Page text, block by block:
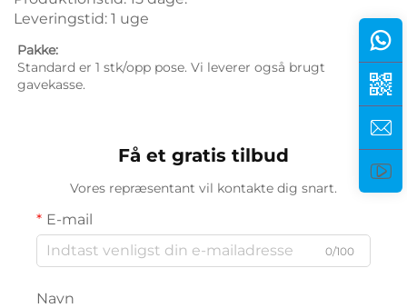
Leveringstid: 1 uge
Pakke:
Standard er 1 stk/opp pose. Vi leverer også brugt
gavekasse.
Få et gratis tilbud
Vores repræsentant vil kontakte dig snart.
E-mail
0/100
Navn